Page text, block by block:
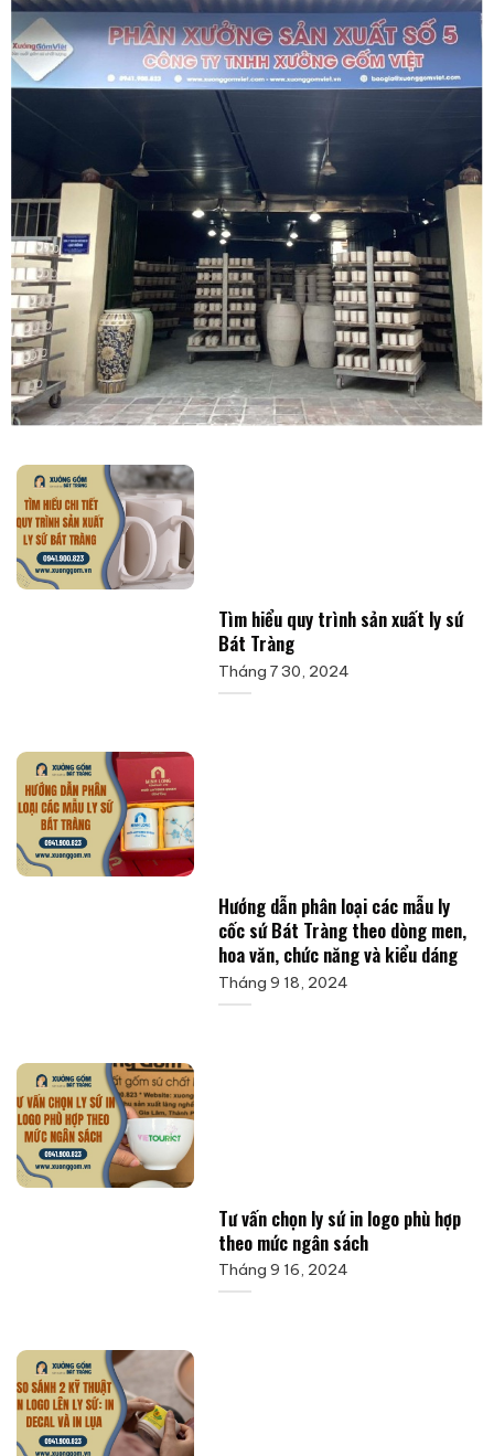
Tìm hiểu quy trình sản xuất ly sứ
Bát Tràng
Tháng 7 30, 2024
Hướng dẫn phân loại các mẫu ly
cốc sứ Bát Tràng theo dòng men,
hoa văn, chức năng và kiểu dáng
Tháng 9 18, 2024
Tư vấn chọn ly sứ in logo phù hợp
theo mức ngân sách
Tháng 9 16, 2024